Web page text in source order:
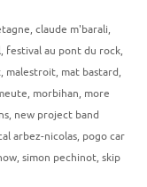
, claude m'barali,
, festival au pont du rock,
, malestroit, mat bastard,
, morbihan, more
, new project band
arbez-nicolas, pogo car
, simon pechinot, skip